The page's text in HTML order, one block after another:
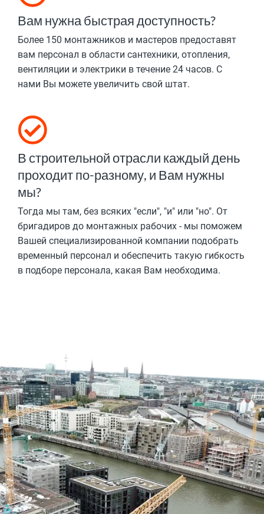
Вам нужна быстрая доступность?
Более 150 монтажников и мастеров предоставят
вам персонал в области сантехники, отопления,
вентиляции и электрики в течение 24 часов. С
нами Вы можете увеличить свой штат.
В строительной отрасли каждый день
проходит по-разному, и Вам нужны
мы?
Тогда мы там, без всяких "если", "и" или "но". От
бригадиров до монтажных рабочих - мы поможем
Вашей специализированной компании подобрать
временный персонал и обеспечить такую гибкость
в подборе персонала, какая Вам необходима.